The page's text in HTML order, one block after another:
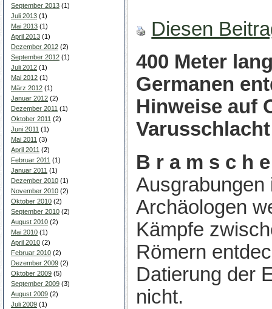
September 2013 (1)
Juli 2013 (1)
Mai 2013 (1)
April 2013 (1)
Dezember 2012 (2)
September 2012 (1)
Juli 2012 (1)
Mai 2012 (1)
März 2012 (1)
Januar 2012 (2)
Dezember 2011 (1)
Oktober 2011 (2)
Juni 2011 (1)
Mai 2011 (3)
April 2011 (2)
Februar 2011 (1)
Januar 2011 (1)
Dezember 2010 (1)
November 2010 (2)
Oktober 2010 (2)
September 2010 (2)
August 2010 (2)
Mai 2010 (1)
April 2010 (2)
Februar 2010 (2)
Dezember 2009 (2)
Oktober 2009 (5)
September 2009 (3)
August 2009 (2)
Juli 2009 (1)
Diesen
400 Meter
Germanen
Hinweise auf
Varusschlacht
B r a m s c h e
Ausgrabungen
Archäologen
Kämpfe
Römern
Datierung der
nicht.